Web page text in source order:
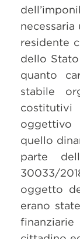
residente
dello
quanto
stabile
quello
parte
30033/
oggetto
erano